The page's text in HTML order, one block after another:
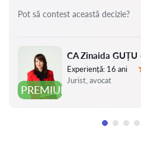
PREMIUM
CA Zinaida GUȚU
Experiență: 16 ani
Jurist, avocat
Pot să contest această decizie?